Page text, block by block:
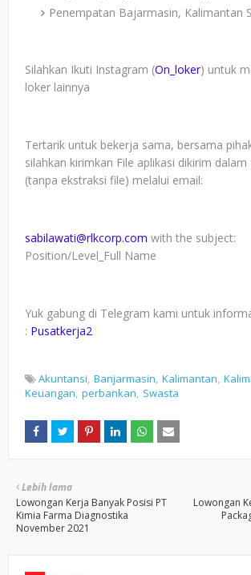
Penempatan Bajarmasin, Kalimantan
Silahkan Ikuti Instagram (On_loker) untuk
loker lainnya
Tertarik untuk bekerja sama, bersama
silahkan kirimkan File aplikasi dikirim
(tanpa ekstraksi file) melalui email:
sabilawati@rlkcorp.com with the subject:
Position/Level_Full Name
Yuk gabung di Telegram kami untuk
: Pusatkerja2
Akuntansi Banjarmasin Kalimantan
Keuangan perbankan Swasta
Lowongan
Lebih lama
Lowongan Kerja Banyak Posisi PT
Kimia Farma Diagnostika
November 2021